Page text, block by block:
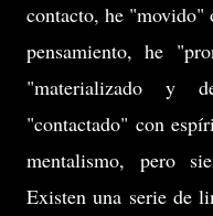
contacto, he "movido"
pensamiento, he
"materializado y
"contactado" con
mentalismo, pero
Existen una serie de